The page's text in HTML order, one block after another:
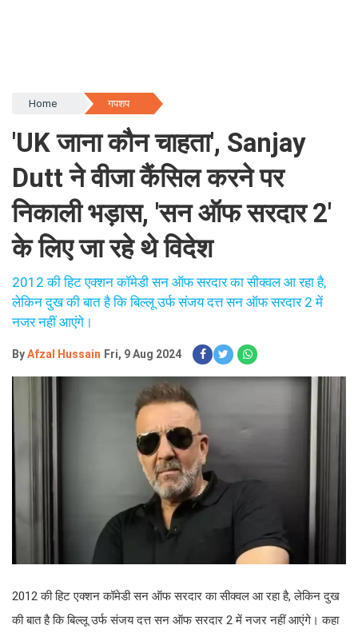
Home गपशप
'UK जाना कौन चाहता', Sanjay
Dutt ने वीजा कैंसिल करने पर
निकाली भड़ास, 'सन ऑफ सरदार 2'
के लिए जा रहे थे विदेश
2012 की हिट एक्शन कॉमेडी सन ऑफ सरदार का सीक्वल आ रहा है,
लेकिन दुख की बात है कि बिल्लू उर्फ ​​संजय दत्त सन ऑफ सरदार 2 में
नजर नहीं आएंगे।
ByAfzal Hussain Fri, 9 Aug 2024
2012 की हिट एक्शन कॉमेडी सन ऑफ सरदार का सीक्वल आ रहा है, लेकिन दुख
की बात है कि बिल्लू उर्फ ​​संजय दत्त सन ऑफ सरदार 2 में नजर नहीं आएंगे। कहा